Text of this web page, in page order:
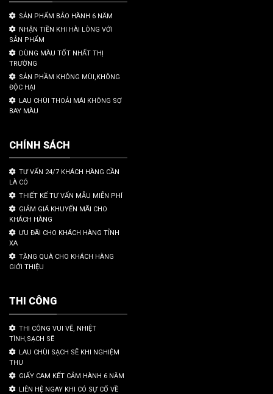
SẢN PHẨM BẢO HÀNH 6 NĂM
NHẬN TIỀN KHI HÀI LÒNG VỚI
SẢN PHẨM
DÙNG MÀU TỐT NHẤT THỊ
TRƯỜNG
SẢN PHẦM KHÔNG MÙI,KHÔNG
ĐỘC HẠI
LAU CHÙI THOẢI MÁI KHÔNG SỢ
BAY MÀU
CHÍNH SÁCH
TƯ VẤN 24/7 KHÁCH HÀNG CẦN
LÀ CÓ
THIẾT KẾ TƯ VẤN MẪU MIỄN PHÍ
GIẢM GIÁ KHUYẾN MÃI CHO
KHÁCH HÀNG
ƯU ĐÃI CHO KHÁCH HÀNG TỈNH
XA
TẶNG QUÀ CHO KHÁCH HÀNG
GIỚI THIỆU
THI CÔNG
THI CÔNG VUI VẼ, NHIỆT
TÌNH,SẠCH SẼ
LAU CHÙI SẠCH SẼ KHI NGHIỆM
THU
GIẤY CAM KẾT CẢM HÀNH 6 NĂM
LIÊN HỆ NGAY KHI CÓ SỰ CỐ VỀ